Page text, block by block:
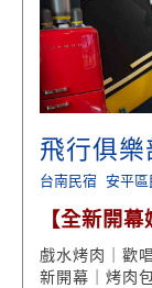
飛行俱樂
台南民宿 安平區
【全新開
將桌】
戲水烤肉｜歡
新開幕｜烤肉